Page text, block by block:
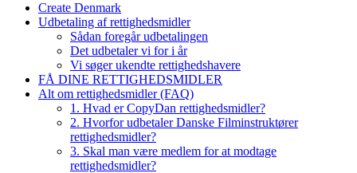
Create Denmark
Udbetaling af rettighedsmidler
Sådan foregår udbetalingen
Det udbetaler vi for i år
Vi søger ukendte rettighedshavere
FÅ DINE RETTIGHEDSMIDLER
Alt om rettighedsmidler (FAQ)
1. Hvad er CopyDan rettighedsmidler?
2. Hvorfor udbetaler Danske Filminstruktører
rettighedsmidler?
3. Skal man være medlem for at modtage
rettighedsmidler?